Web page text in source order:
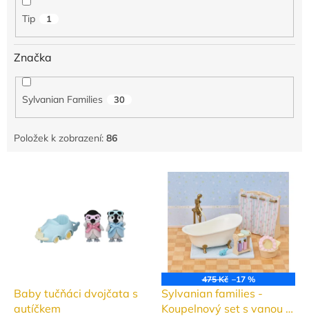
Tip 1
Značka
Sylvanian Families 30
Položek k zobrazení: 86
u
Baby tučňáci dvojčata s
autíčkem
475 Kč –17 %
Sylvanian families -
Koupelnový set s vanou a